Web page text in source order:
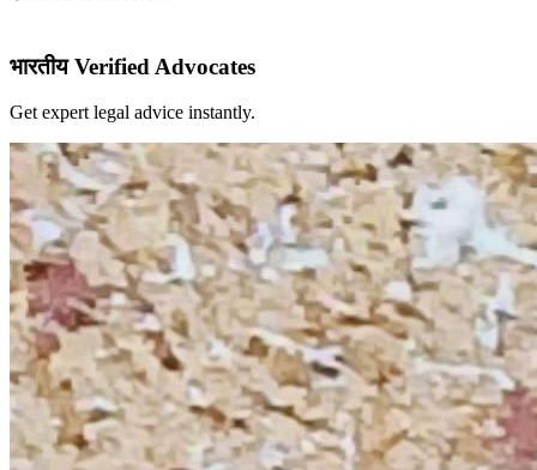
भारतीय Verified Advocates
Get expert legal advice instantly.